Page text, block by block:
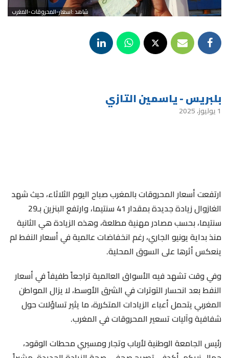
شاهد :اسعار-المحروقات-المغرب
بلبريس - ياسمين التازي
1 يوليوز، 2025
ارتفعت أسعار المحروقات بالمغرب صباح اليوم الثلاثاء، حيث شهد
الغازوال زيادة جديدة بمقدار 41 سنتيما، وارتفع البنزين بـ29
سنتيما، بحسب مصادر مهنية مطلعة، وهذه الزيادة هي الثانية
منذ بداية يونيو الجاري، رغم انخفاضات عالمية في أسعار النفط لم
ينعكس أثرها على السوق المحلية.
وفي وقت تشهد فيه الأسواق العالمية تراجعاً طفيفاً في أسعار
النفط بعد انحسار التوترات في الشرق الأوسط، لا يزال المواطن
المغربي يتحمل أعباء الزيادات المتكررة، ما يثير تساؤلات حول
شفافية وآليات تسعير المحروقات في المغرب.
رئيس الجامعة الوطنية لأرباب وتجار ومسيري محطات الوقود،